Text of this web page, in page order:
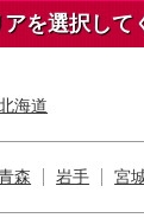
を選択して
海道
森 岩手 宮